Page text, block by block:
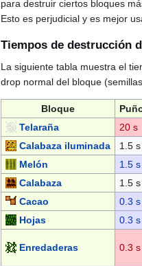
para destruir ciertos bloques
Esto es perjudicial y es mejor
Tiempos de destrucción
La siguiente tabla muestra el
drop normal del bloque
Bloque
Telaraña
20 s
Calabaza iluminada
1.5 s
Melón
1.5 s
Calabaza
1.5 s
Cacao
0.3 s
Hojas
0.3 s
Enredaderas 0.3 s